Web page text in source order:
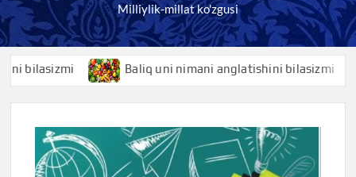
Milliylik-millat ko'zgusi
Baliq uni nimani anglatishini bilasizmi